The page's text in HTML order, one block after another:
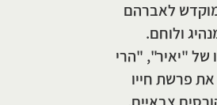
לאברהם
ולוחם.
של "יאיר", "הרי
פרשת חייו